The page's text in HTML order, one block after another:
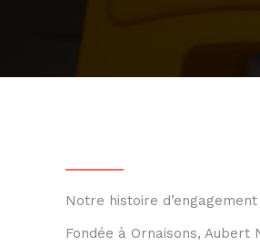
Notre histoire
Fondée à Ornaisons, Aubert